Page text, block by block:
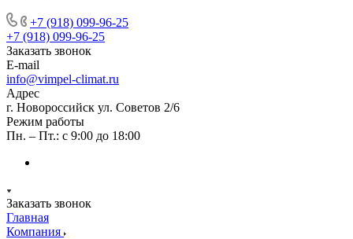
+7 (918) 099-96-25
+7 (918) 099-96-25
Заказать звонок
E-mail
info@vimpel-climat.ru
Адрес
г. Новороссийск ул. Советов 2/6
Режим работы
Пн. – Пт.: с 9:00 до 18:00
Заказать звонок
Главная
Компания